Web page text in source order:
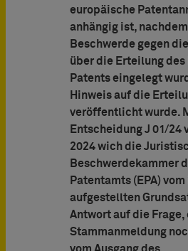
europäische
anhängig ist,
Beschwerde gegen
über die Erteilung
Patents eingelegt
Hinweis auf die
veröffentlicht wurde.
Entscheidung J 01/24
2024 wich die
Beschwerdekammer
Patentamts (EPA)
aufgestellten
Antwort auf die Frage,
Stammanmeldung